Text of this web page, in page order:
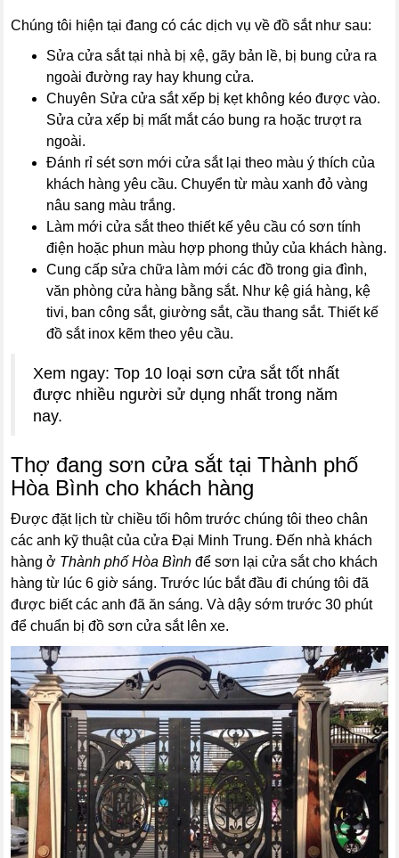
Chúng tôi hiện tại đang có các dịch vụ về đồ sắt như sau:
Sửa cửa sắt tại nhà bị xệ, gãy bản lề, bị bung cửa ra
ngoài đường ray hay khung cửa.
Chuyên Sửa cửa sắt xếp bị kẹt không kéo được vào.
Sửa cửa xếp bị mất mắt cáo bung ra hoặc trượt ra
ngoài.
Đánh rỉ sét sơn mới cửa sắt lại theo màu ý thích của
khách hàng yêu cầu. Chuyển từ màu xanh đỏ vàng
nâu sang màu trắng.
Làm mới cửa sắt theo thiết kế yêu cầu có sơn tính
điện hoặc phun màu hợp phong thủy của khách hàng.
Cung cấp sửa chữa làm mới các đồ trong gia đình,
văn phòng cửa hàng bằng sắt. Như kệ giá hàng, kệ
tivi, ban công sắt, giường sắt, cầu thang sắt. Thiết kế
đồ sắt inox kẽm theo yêu cầu.
Xem ngay: Top 10 loại sơn cửa sắt tốt nhất
được nhiều người sử dụng nhất trong năm
nay.
Thợ đang sơn cửa sắt tại Thành phố
Hòa Bình cho khách hàng
Được đặt lịch từ chiều tối hôm trước chúng tôi theo chân
các anh kỹ thuật của cửa Đại Minh Trung. Đến nhà khách
hàng ở Thành phố Hòa Bình để sơn lại cửa sắt cho khách
hàng từ lúc 6 giờ sáng. Trước lúc bắt đầu đi chúng tôi đã
được biết các anh đã ăn sáng. Và dậy sớm trước 30 phút
để chuẩn bị đồ sơn cửa sắt lên xe.